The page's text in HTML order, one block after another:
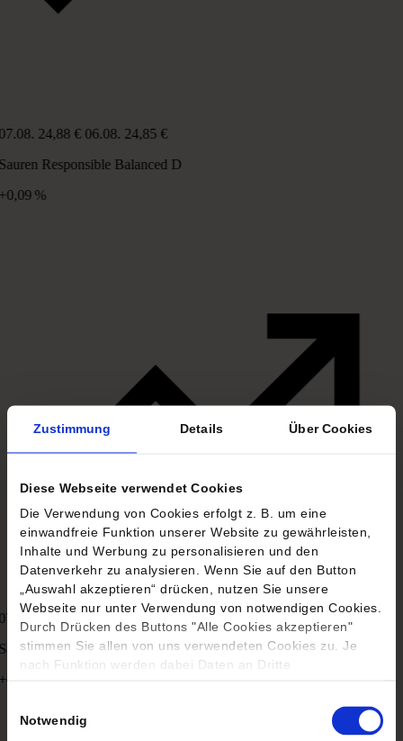
Zustimmung Details Über Cookies
Diese Webseite verwendet Cookies
Die Verwendung von Cookies erfolgt z. B. um eine
einwandfreie Funktion unserer Website zu gewährleisten,
Inhalte und Werbung zu personalisieren und den
Datenverkehr zu analysieren. Wenn Sie auf den Button
„Auswahl akzeptieren“ drücken, nutzen Sie unsere
Webseite nur unter Verwendung von notwendigen Cookies.
Durch Drücken des Buttons "Alle Cookies akzeptieren"
stimmen Sie allen von uns verwendeten Cookies zu. Je
nach Funktion werden dabei Daten an Dritte
denen kein angemessenes Datenschutzniveau vorliegt und
entsprechend verarbeitet, z.B. in den USA. Sie können Ihre
Notwendig
24,88 € 06.08. 24,85 €
Responsible Balanced D
%
Responsible Balanced 3F
%